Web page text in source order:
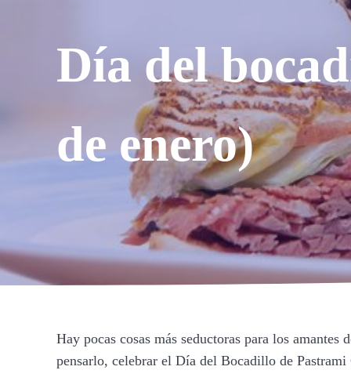
Día del
de enero)
Hay pocas cosas más seductoras para los
pensarlo, celebrar el Día del Bocadillo de